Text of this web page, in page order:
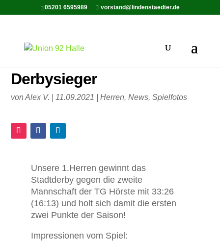
05201 6595989 vorstand@lindenstaedter.de
Derbysieger
vonAlex V. 11.09.2021 |Herren,News,Spielfotos
Unsere 1.Herren gewinnt das
Stadtderby gegen die zweite
Mannschaft der TG Hörste mit 33:26
(16:13) und holt sich damit die ersten
zwei Punkte der Saison!
Impressionen vom Spiel: